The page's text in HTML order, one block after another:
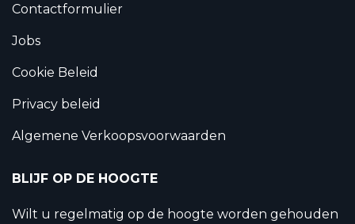
Contactformulier
Jobs
Cookie Beleid
Privacy beleid
Algemene Verkoopsvoorwaarden
BLIJF OP DE HOOGTE
Wilt u regelmatig op de hoogte worden gehouden